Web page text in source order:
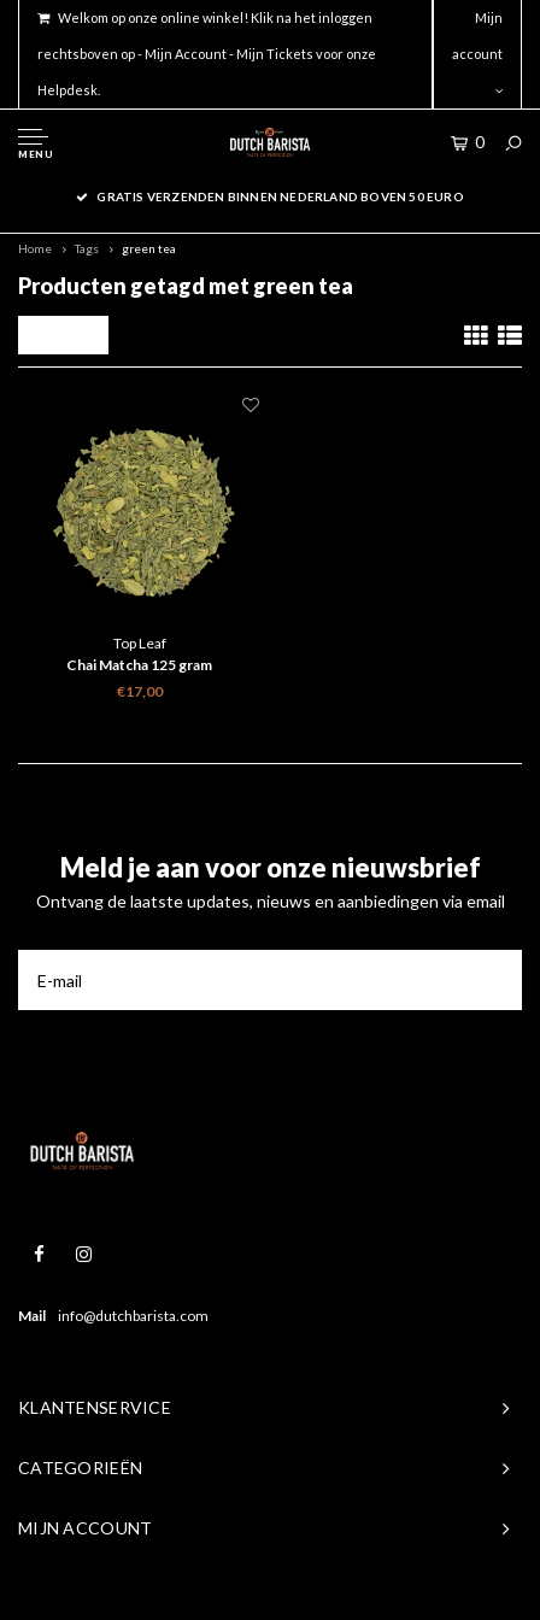
Welkom op onze online winkel! Klik na het inloggen
rechtsboven op - Mijn Account - Mijn Tickets voor onze
Helpdesk.
Mijn
account
MENU
0
GRATIS VERZENDEN BINNEN NEDERLAND BOVEN 50 EURO
Home Tags green tea
Producten getagd met green tea
Top Leaf
Chai Matcha 125 gram
€17,00
Meld je aan voor onze nieuwsbrief
Ontvang de laatste updates, nieuws en aanbiedingen via email
Mail info@dutchbarista.com
KLANTENSERVICE
CATEGORIEËN
MIJN ACCOUNT